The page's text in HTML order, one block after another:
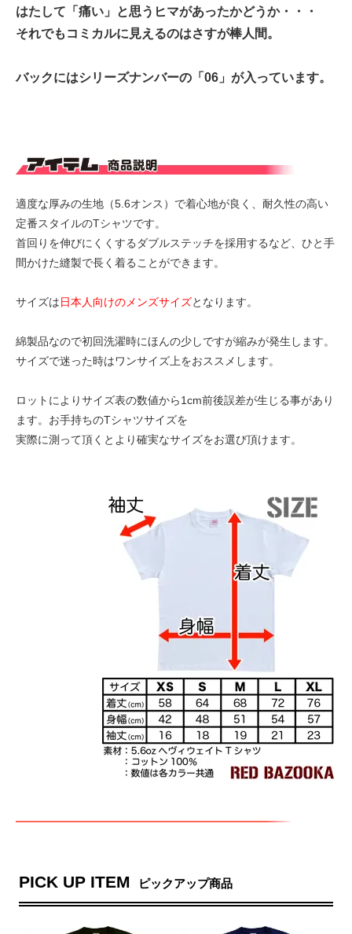
はたして「痛い」と思うヒマがあったかどうか・・・
それでもコミカルに見えるのはさすが棒人間。
バックにはシリーズナンバーの「06」が入っています。
適度な厚みの生地（5.6オンス）で着心地が良く、耐久性の高い
定番スタイルのTシャツです。
首回りを伸びにくくするダブルステッチを採用するなど、ひと手
間かけた縫製で長く着ることができます。
サイズは日本人向けのメンズサイズとなります。
綿製品なので初回洗濯時にほんの少しですが縮みが発生します。
サイズで迷った時はワンサイズ上をおススメします。
ロットによりサイズ表の数値から1cm前後誤差が生じる事があり
ます。お手持ちのTシャツサイズを
実際に測って頂くとより確実なサイズをお選び頂けます。
PICK UP ITEM ピックアップ商品